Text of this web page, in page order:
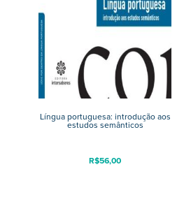
Língua portuguesa: introdução aos
estudos semânticos
R$56,00